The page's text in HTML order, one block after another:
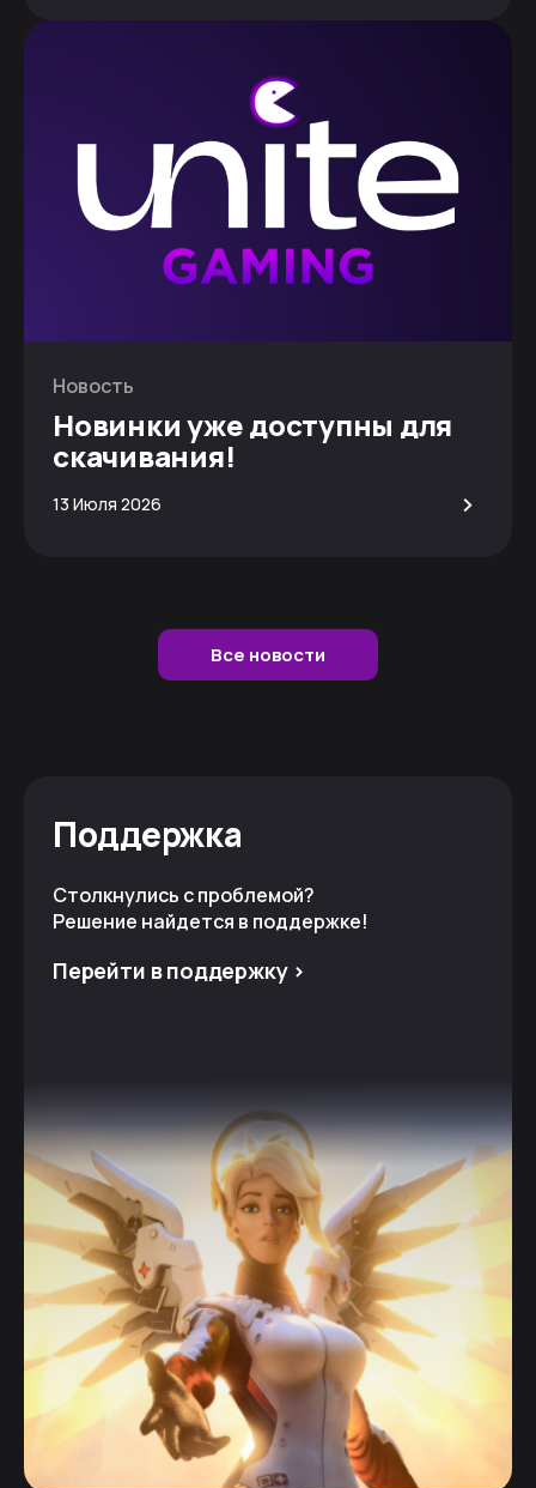
Новость
Новинки уже доступны для
скачивания!
13 Июля 2026 >
Все новости
Поддержка
Столкнулись с проблемой?
Решение найдется в поддержке!
Перейти в поддержку >